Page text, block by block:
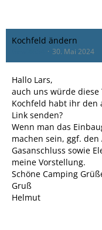
Kochfeld ändern
30. Mai 2024
Hallo Lars,
auch uns würde diese
Kochfeld habt ihr den
Link senden?
Wenn man das
machen sein, ggf.
Gasanschluss sowie
meine Vorstellung.
Schöne Camping
Gruß
Helmut